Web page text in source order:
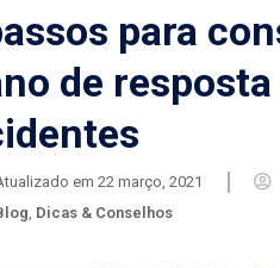
para
de resposta
em 22 março, 2021
Dicas & Conselhos